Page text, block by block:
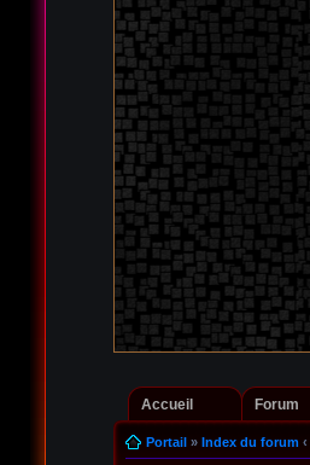
Accueil Forum
Portail» Index du forum ‹